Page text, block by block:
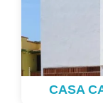
CASA